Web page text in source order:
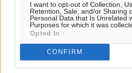
I want to opt-out of Collection,
Retention, Sale, and/or Sharing
Personal Data that Is Unrelated
Purposes for which it was
Opted In
CONFIRM
πελατών
Τοπικές Ειδήσεις• πριν 3 ώρες
Χωρίς υποχρεωτική παρουσία
Αθλητικά• πριν 4 ώρες